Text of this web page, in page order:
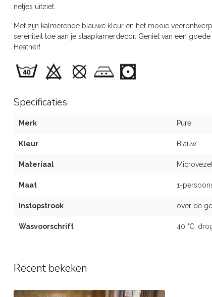
netjes uitziet.
Met zijn kalmerende blauwe kleur en het mooie
sereniteit toe aan je slaapkamerdecor. Geniet van een
Heather!
Specificaties
Merk Pure
Kleur Blauw
Materiaal Microvezel
Maat 1-
Instopstrook over de
Wasvoorschrift 40 °C,
Recent bekeken